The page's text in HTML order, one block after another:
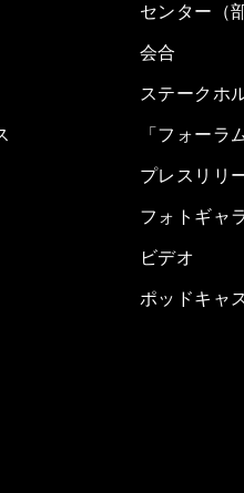
センター（
会合
ステークホ
「フォーラ
プレスリリ
フォトギャ
ビデオ
ポッドキャ